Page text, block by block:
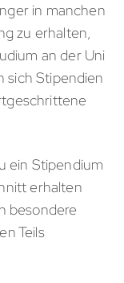
in manchen
zu erhalten,
an der Uni
sich Stipendien
ein Stipendium
erhalten
besondere
Teils